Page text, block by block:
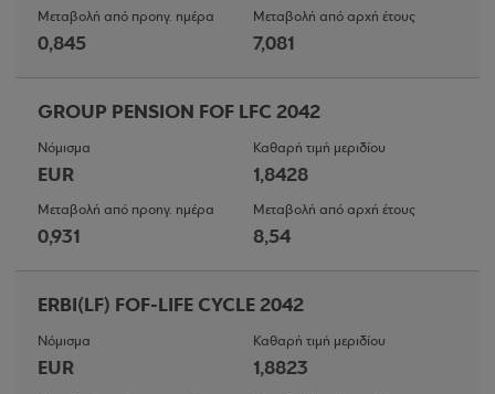
Μεταβολή από προηγ. ημέρα
0,845
Μεταβολή από αρχή έτους
7,081
GROUP PENSION FOF LFC 2042
Νόμισμα
EUR
Καθαρή τιμή μεριδίου
1,8428
Μεταβολή από προηγ. ημέρα
0,931
Μεταβολή από αρχή έτους
8,54
ERBI(LF) FOF-LIFE CYCLE 2042
Νόμισμα
EUR
Καθαρή τιμή μεριδίου
1,8823